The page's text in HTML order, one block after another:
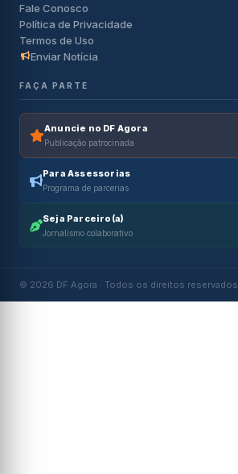
Fale Conosco
Política de Privacidade
Termos de Uso
Enviar Notícia
FAÇA PARTE
Anuncie no DF Agora
Publicação patrocinada
Para Assessorias
Programa de parcerias
Seja Parceiro(a)
Jornalismo colaborativo
© 2026 DF Agora · Todos os direitos reservados